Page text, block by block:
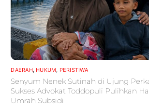
DAERAH, HUKUM PERISTIWA
Senyum Nenek Sutinah di Ujung
Sukses Advokat Toddopuli Pulihkan
Umrah Subsidi